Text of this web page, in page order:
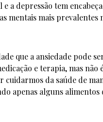
e a depressão tem
mentais mais prevalentes
que a ansiedade pode
e terapia, mas não
cuidarmos da saúde de
apenas alguns alimentos